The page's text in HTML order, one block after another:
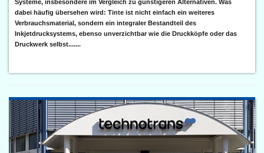
Systeme, insbesondere im Vergleich zu günstigeren Alternativen. Was
dabei häufig übersehen wird: Tinte ist nicht einfach ein weiteres
Verbrauchsmaterial, sondern ein integraler Bestandteil des
Inkjetdrucksystems, ebenso unverzichtbar wie die Druckköpfe oder das
Druckwerk selbst.......